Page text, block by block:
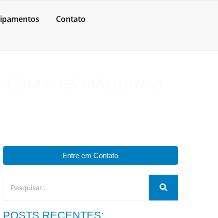
Contato
Entre em Contato
POSTS RECENTES: